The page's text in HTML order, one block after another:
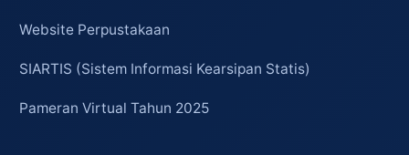
Website Perpustakaan
SIARTIS (Sistem Informasi Kearsipan Statis)
Pameran Virtual Tahun 2025